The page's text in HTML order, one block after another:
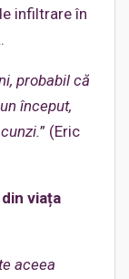
infiltrare în
probabil că
început,
” (Eric
viața
aceea